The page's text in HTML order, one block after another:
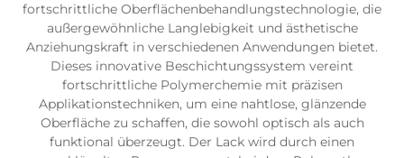
fortschrittliche Oberflächenbehandlungstechnologie, die
außergewöhnliche Langlebigkeit und ästhetische
Anziehungskraft in verschiedenen Anwendungen bietet.
Dieses innovative Beschichtungssystem vereint
fortschrittliche Polymerchemie mit präzisen
Applikationstechniken, um eine nahtlose, glänzende
Oberfläche zu schaffen, die sowohl optisch als auch
funktional überzeugt. Der Lack wird durch einen